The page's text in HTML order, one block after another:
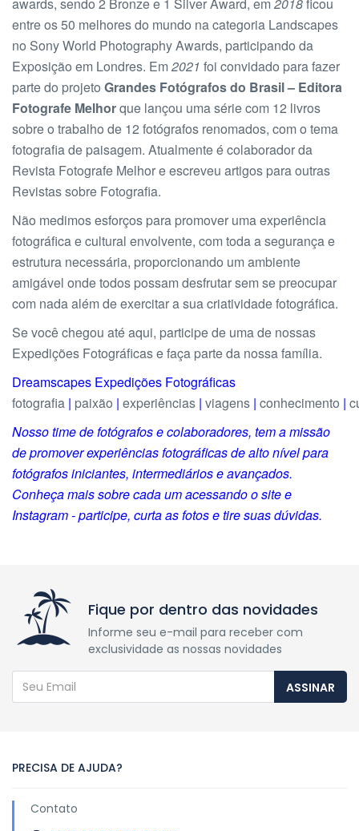
entre os 50 melhores do mundo na categoria Landscapes
no Sony World Photography Awards, participando da
Exposição em Londres. Em2021 foi convidado para fazer
parte do projeto Grandes Fotógrafos do Brasil – Editora
Fotografe Melhorque lançou uma série com 12 livros
sobre o trabalho de 12 fotógrafos renomados, com o tema
fotografia de paisagem. Atualmente é colaborador da
Revista Fotografe Melhor e escreveu artigos para outras
Revistas sobre Fotografia.
Não medimos esforços para promover uma experiência
fotográfica e cultural envolvente, com toda a segurança e
estrutura necessária, proporcionando um ambiente
amigável onde todos possam desfrutar sem se preocupar
com nada além de exercitar a sua criatividade fotográfica.
Se você chegou até aqui, participe de uma de nossas
Expedições Fotográficas e faça parte da nossa família.
Dreamscapes Expedições Fotográficas
fotografia | paixão | experiências | viagens | conhecimento |
Nosso time de fotógrafos e colaboradores, tem a missão
de promover experiências fotográficas de alto nível para
fotógrafos iniciantes, intermediários e avançados.
Conheça mais sobre cada um acessando o site e
Instagram - participe, curta as fotos e tire suas dúvidas.
Fique por dentro das novidades
Informe seu e-mail para receber com
exclusividade as nossas novidades
ASSINAR
PRECISA DE AJUDA?
Contato